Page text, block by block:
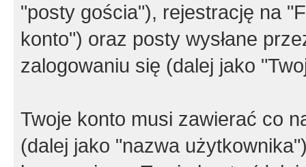
"posty gościa"), rejestrację na
konto") oraz posty wysłane
zalogowaniu się (dalej jako
Twoje konto musi zawierać co
(dalej jako "nazwa